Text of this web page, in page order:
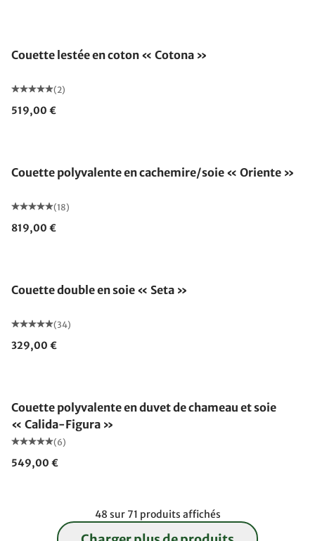
Couette lestée en coton « Cotona »
(2)
519,00 €
Couette polyvalente en cachemire/soie « Oriente »
(18)
819,00 €
Couette double en soie « Seta »
(34)
329,00 €
Couette polyvalente en duvet de chameau et soie
« Calida-Figura »
(6)
549,00 €
48 sur 71 produits affichés